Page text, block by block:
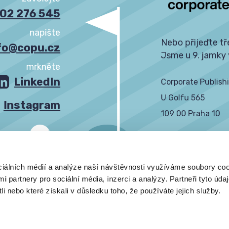
médií a analýze naší návštěvnosti využíváme soubory
partnery pro sociální média, inzerci a analýzy. Partneři tyto
které získali v důsledku toho, že používáte jejich služby.
276 545
napište
mrkněte
LinkedIn
Instagram
Nebo přijeďte
Jsme u 9.
Corporate
U Golfu 565
109 00 Praha 10
GDPR informace Hledáme do týmu